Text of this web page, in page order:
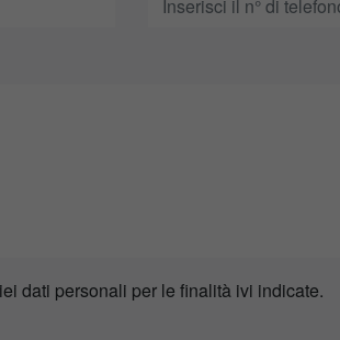
dati personali per le finalità ivi indicate.